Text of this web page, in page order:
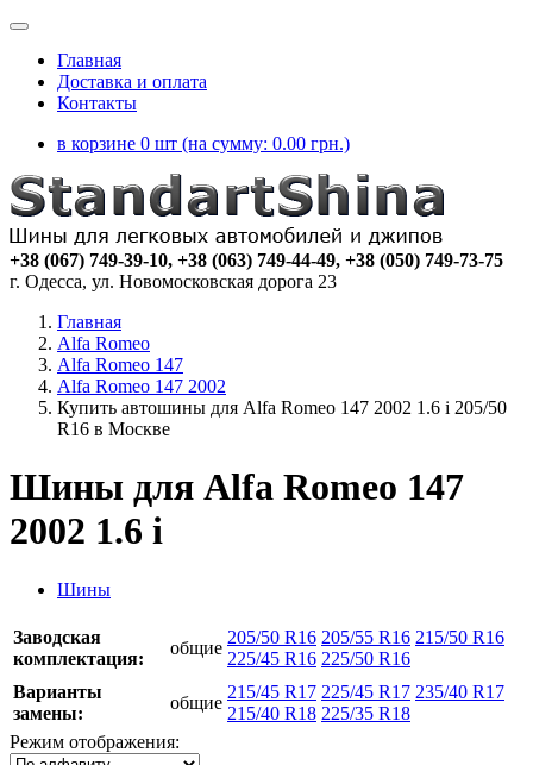
Главная
Доставка и оплата
Контакты
в корзине 0 шт (на сумму: 0.00 грн.)
+38 (067) 749-39-10, +38 (063) 749-44-49, +38 (050) 749-73-75
г. Одесса, ул. Новомосковская дорога 23
Главная
Alfa Romeo
Alfa Romeo 147
Alfa Romeo 147 2002
Купить автошины для Alfa Romeo 147 2002 1.6 i 205/50
R16 в Москве
Шины для Alfa Romeo 147
2002 1.6 i
Шины
Заводская
комплектация:
общие
205/50 R16 205/55 R16 215/50 R16
225/45 R16 225/50 R16
Варианты
замены:
общие
215/45 R17 225/45 R17 235/40 R17
215/40 R18 225/35 R18
Режим отображения: